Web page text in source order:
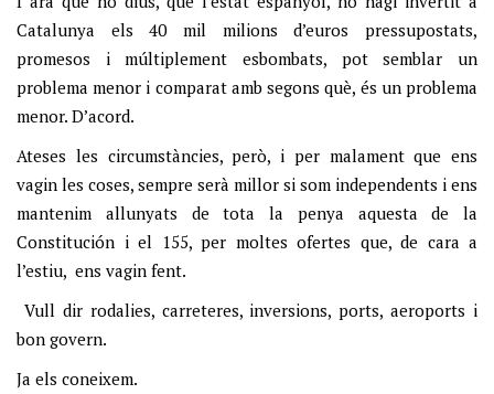
Catalunya els 40 mil milions d’euros pressupostats,
promesos i múltiplement esbombats, pot semblar un
problema menor i comparat amb segons què, és un problema
menor. D’acord.
Ateses les circumstàncies, però, i per malament que ens
vagin les coses, sempre serà millor si som independents i ens
mantenim allunyats de tota la penya aquesta de la
Constitución i el 155, per moltes ofertes que, de cara a
l’estiu, ens vagin fent.
Vull dir rodalies, carreteres, inversions, ports, aeroports i
bon govern.
Ja els coneixem.